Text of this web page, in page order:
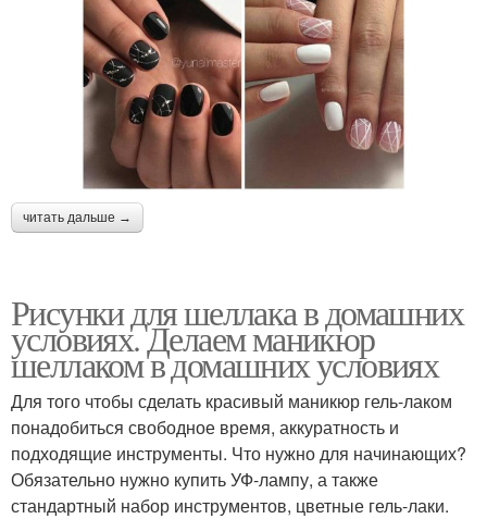
читать дальше →
Рисунки для шеллака в домашних
условиях. Делаем маникюр
шеллаком в домашних условиях
Для того чтобы сделать красивый маникюр гель-лаком
понадобиться свободное время, аккуратность и
подходящие инструменты. Что нужно для начинающих?
Обязательно нужно купить УФ-лампу, а также
стандартный набор инструментов, цветные гель-лаки.